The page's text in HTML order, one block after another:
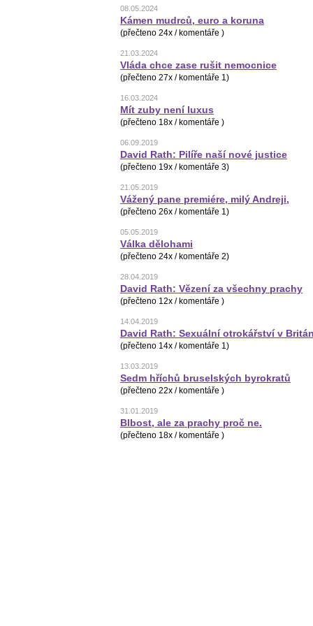
08.05.2024
Kámen mudrců, euro a koruna
(přečteno 24x / komentáře )
21.03.2024
Vláda chce zase rušit nemocnice
(přečteno 27x / komentáře 1)
16.03.2024
Mít zuby není luxus
(přečteno 18x / komentáře )
06.09.2019
David Rath: Pilíře naší nové justice
(přečteno 19x / komentáře 3)
21.05.2019
Vážený pane premiére, milý Andreji,
(přečteno 26x / komentáře 1)
05.05.2019
Válka dělohami
(přečteno 24x / komentáře 2)
28.04.2019
David Rath: Vězení za všechny prachy
(přečteno 12x / komentáře )
14.04.2019
David Rath: Sexuální otrokářství v
(přečteno 14x / komentáře 1)
13.03.2019
Sedm hříchů bruselských byrokratů
(přečteno 22x / komentáře )
31.01.2019
Blbost, ale za prachy proč ne.
(přečteno 18x / komentáře )